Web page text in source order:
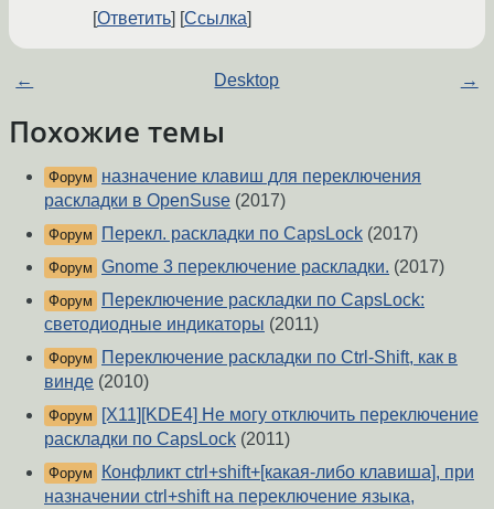
Ответить Ссылка
← Desktop →
Похожие темы
Форум
назначение клавиш для переключения
раскладки в OpenSuse (2017)
Форум Перекл. раскладки по CapsLock (2017)
Форум Gnome 3 переключение раскладки. (2017)
Форум
Переключение раскладки по CapsLock:
светодиодные индикаторы (2011)
Форум
Переключение раскладки по Ctrl-Shift, как в
винде (2010)
Форум
[X11][KDE4] Не могу отключить переключение
раскладки по CapsLock (2011)
Форум
Конфликт ctrl+shift+[какая-либо клавиша], при
назначении ctrl+shift на переключение языка,